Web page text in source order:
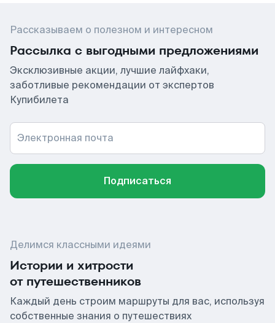
Рассказываем о полезном и интересном
Рассылка с выгодными предложениями
Эксклюзивные акции, лучшие лайфхаки,
заботливые рекомендации от экспертов
Купибилета
Электронная почта
Подписаться
Делимся классными идеями
Истории и хитрости
от путешественников
Каждый день строим маршруты для вас, используя
собственные знания о путешествиях